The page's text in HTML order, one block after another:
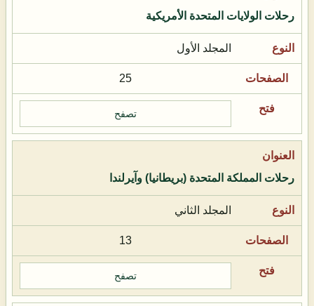
رحلات الولايات المتحدة الأمريكية
المجلد الأول
25
تصفح
رحلات المملكة المتحدة (بريطانيا) وآيرلندا
المجلد الثاني
13
تصفح